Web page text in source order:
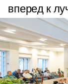
вперед к